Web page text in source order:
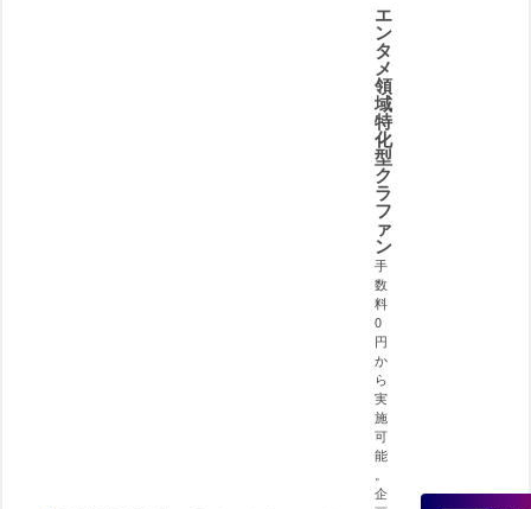
エ
ン
タ
メ
領
域
特
化
型
ク
ラ
フ
ァ
ン
手
数
料
0
円
か
ら
実
施
可
能
。
企